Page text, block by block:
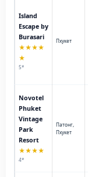
Island
Escape by
Burasari
★★★★
★
5*
Пхукет
Novotel
Phuket
Vintage
Park
Resort
★★★★
4*
Патонг,
Пхукет